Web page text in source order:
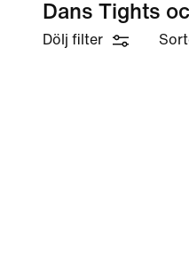
Dans Tights
Dölj filter